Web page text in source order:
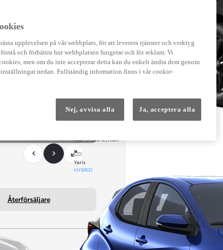
Från 3 958 kr/mån
Yaris
HYBRID
Återförsäljare
Typ av bil
upplevelsen på vår webbplats, för att leverera tjänster och verktyg
och förbättra hur webbplatsen fungerar och för reklam. Vi
men om du inte accepterar detta kan du enkelt ändra dem genom
nedan. Fullständig information finns i vår cookie-
Nej, avvisa alla Ja, acceptera alla